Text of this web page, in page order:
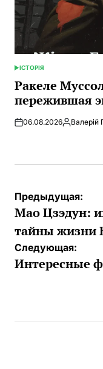
ОПУБЛИКОВАНО
В
ІСТОРІЯ
Ракеле
пережившая
06.08.2026Запись
Навигация
по
записям
Предыдущая:
Мао Цзэдун:
тайны жизни
Следующая:
Интересные